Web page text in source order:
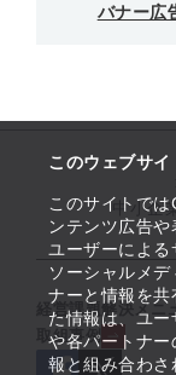
このウェブサ
このサイトで
ンテンツ広告
ユーザーによる
ソーシャルメ
ナーと情報を
た情報は、ユ
や各パートナ
報と組み合わさ
バナー広
中小企
経営課題解決メニ
取組事例